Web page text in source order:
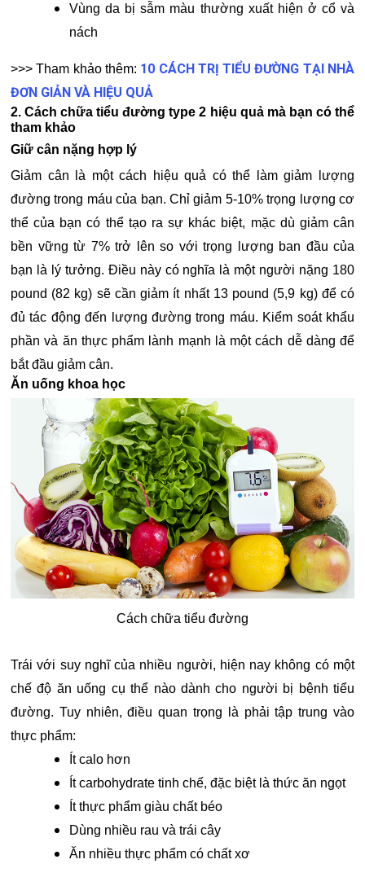
Vùng da bị sẫm màu thường xuất hiện ở cổ và
nách
>>> Tham khảo thêm: 10 CÁCH TRỊ TIỂU ĐƯỜNG TẠI NHÀ
ĐƠN GIẢN VÀ HIỆU QUẢ
2. Cách chữa tiểu đường type 2 hiệu quả mà bạn có thể
tham khảo
Giữ cân nặng hợp lý
Giảm cân là một cách hiệu quả có thể làm giảm lượng
đường trong máu của bạn. Chỉ giảm 5-10% trọng lượng cơ
thể của bạn có thể tạo ra sự khác biệt, mặc dù giảm cân
bền vững từ 7% trở lên so với trọng lượng ban đầu của
bạn là lý tưởng. Điều này có nghĩa là một người nặng 180
pound (82 kg) sẽ cần giảm ít nhất 13 pound (5,9 kg) để có
đủ tác động đến lượng đường trong máu. Kiểm soát khẩu
phần và ăn thực phẩm lành mạnh là một cách dễ dàng để
bắt đầu giảm cân.
Ăn uống khoa học
Cách chữa tiểu đường
Trái với suy nghĩ của nhiều người, hiện nay không có một
chế độ ăn uống cụ thể nào dành cho người bị bệnh tiểu
đường. Tuy nhiên, điều quan trọng là phải tập trung vào
thực phẩm:
Ít calo hơn
Ít carbohydrate tinh chế, đặc biệt là thức ăn ngọt
Ít thực phẩm giàu chất béo
Dùng nhiều rau và trái cây
Ăn nhiều thực phẩm có chất xơ